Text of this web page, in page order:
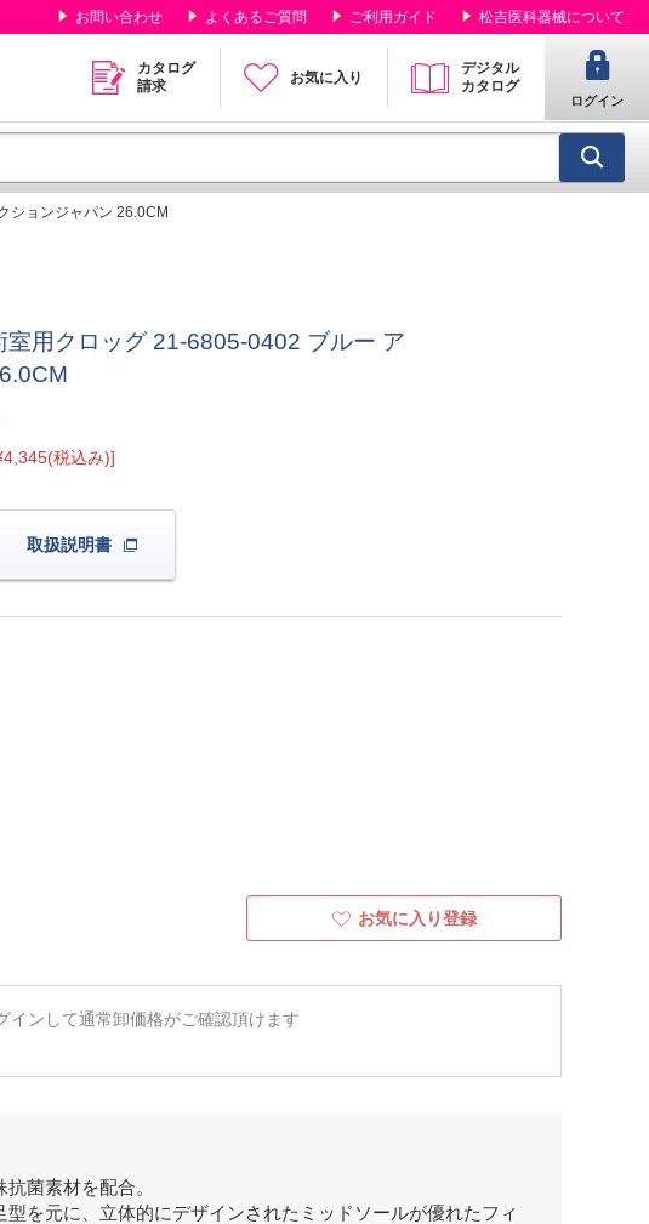
お問い合わせ よくあるご質問 ご利用ガイド 松吉医科器械について
カタログ
請求
お気に入り
デジタル
カタログ
ログイン
ションジャパン 26.0CM
室用クロッグ 21-6805-0402 ブルー ア
税込み)]
取扱説明書
お気に入り登録
インして通常卸価格がご確認頂けます
菌素材を配合。
型を元に、立体的にデザインされたミッドソールが優れたフィ